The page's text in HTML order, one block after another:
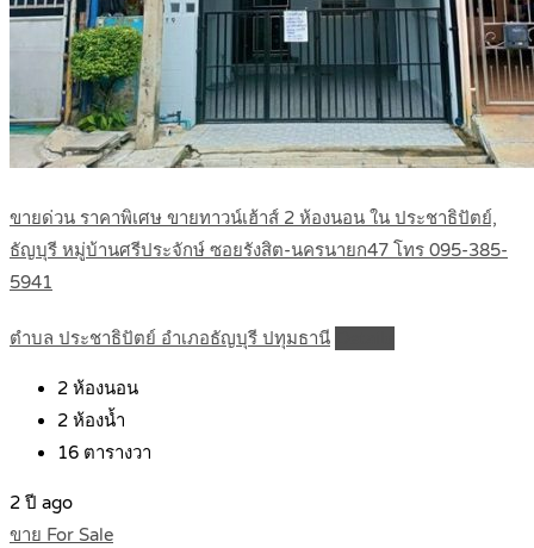
ขายด่วน ราคาพิเศษ ขายทาวน์เฮ้าส์ 2 ห้องนอน ใน ประชาธิปัตย์,
ธัญบุรี หมู่บ้านศรีประจักษ์ ซอยรังสิต-นครนายก47 โทร 095-385-
5941
ตำบล ประชาธิปัตย์ อำเภอธัญบุรี ปทุมธานี
2 ห้องนอน
2 ห้องน้ำ
16 ตารางวา
2 ปี ago
ขาย For Sale